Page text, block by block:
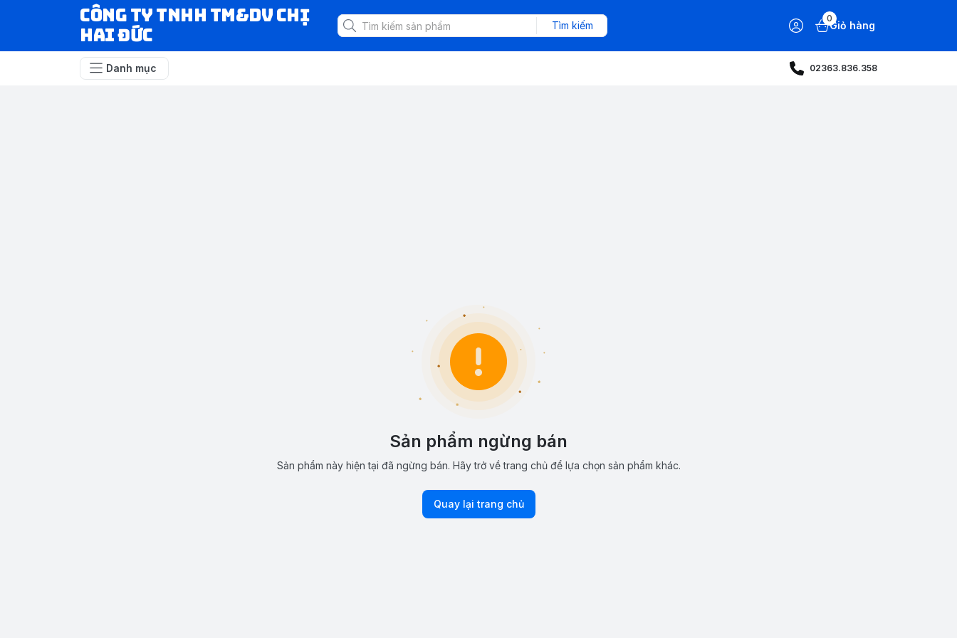
CÔNG TY TNHH TM&DV CHỊ
HAI ĐỨC
Tìm kiếm
0
Giỏ hàng
Danh mục 02363.836.358
Sản phẩm ngừng bán
Sản phẩm này hiện tại đã ngừng bán. Hãy trở về trang chủ để lựa chọn sản phẩm khác.
Quay lại trang chủ